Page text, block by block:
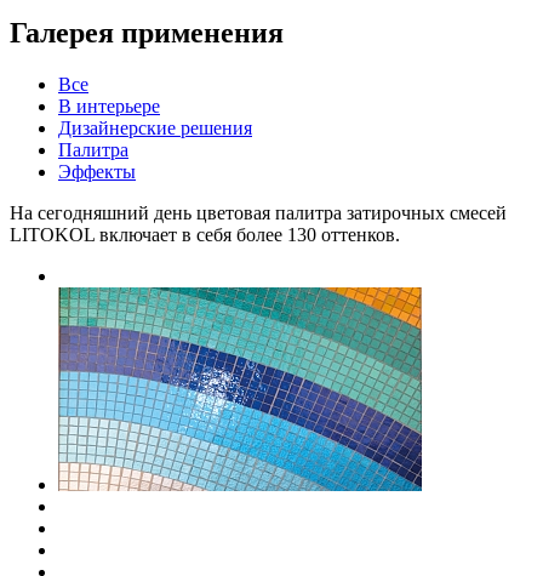
Галерея применения
Все
В интерьере
Дизайнерские решения
Палитра
Эффекты
На сегодняшний день цветовая палитра затирочных смесей
LITOKOL включает в себя более 130 оттенков.